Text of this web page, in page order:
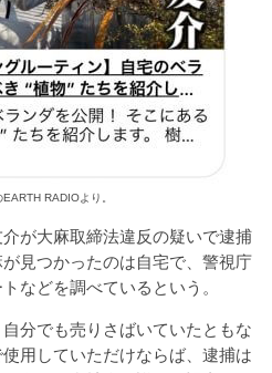
RADIOより。
が大麻取締法違反の疑いで逮捕
見つかったのは自宅で、警視庁
などを調べているという。
分でも売りさばいていたともな
用していただけならば、逮捕は